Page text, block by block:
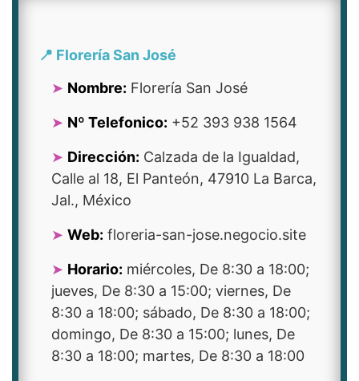
📍 Florería San José
Nombre: Florería San José
Nº Telefonico: +52 393 938 1564
Dirección: Calzada de la Igualdad,
Calle al 18, El Panteón, 47910 La Barca,
Jal., México
Web: floreria-san-jose.negocio.site
Horario: miércoles, De 8:30 a 18:00;
jueves, De 8:30 a 15:00; viernes, De
8:30 a 18:00; sábado, De 8:30 a 18:00;
domingo, De 8:30 a 15:00; lunes, De
8:30 a 18:00; martes, De 8:30 a 18:00